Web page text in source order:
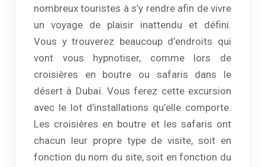
nombreux touristes à s’y rendre afin de vivre
un voyage de plaisir inattendu et défini.
Vous y trouverez beaucoup d’endroits qui
vont vous hypnotiser, comme lors de
croisières en boutre ou safaris dans le
désert à Dubaï. Vous ferez cette excursion
avec le lot d’installations qu’elle comporte.
Les croisières en boutre et les safaris ont
chacun leur propre type de visite, soit en
fonction du nom du site, soit en fonction du